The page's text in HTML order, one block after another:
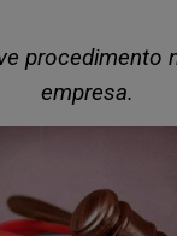
procedimento
empresa.